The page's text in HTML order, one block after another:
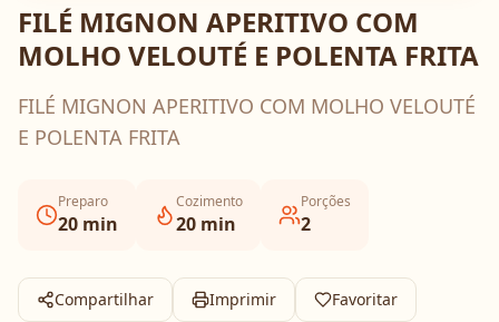
FILÉ MIGNON APERITIVO COM
MOLHO VELOUTÉ E POLENTA FRITA
FILÉ MIGNON APERITIVO COM MOLHO VELOUTÉ
E POLENTA FRITA
Preparo
20 min
Cozimento
20 min
Porções
2
Compartilhar Imprimir Favoritar